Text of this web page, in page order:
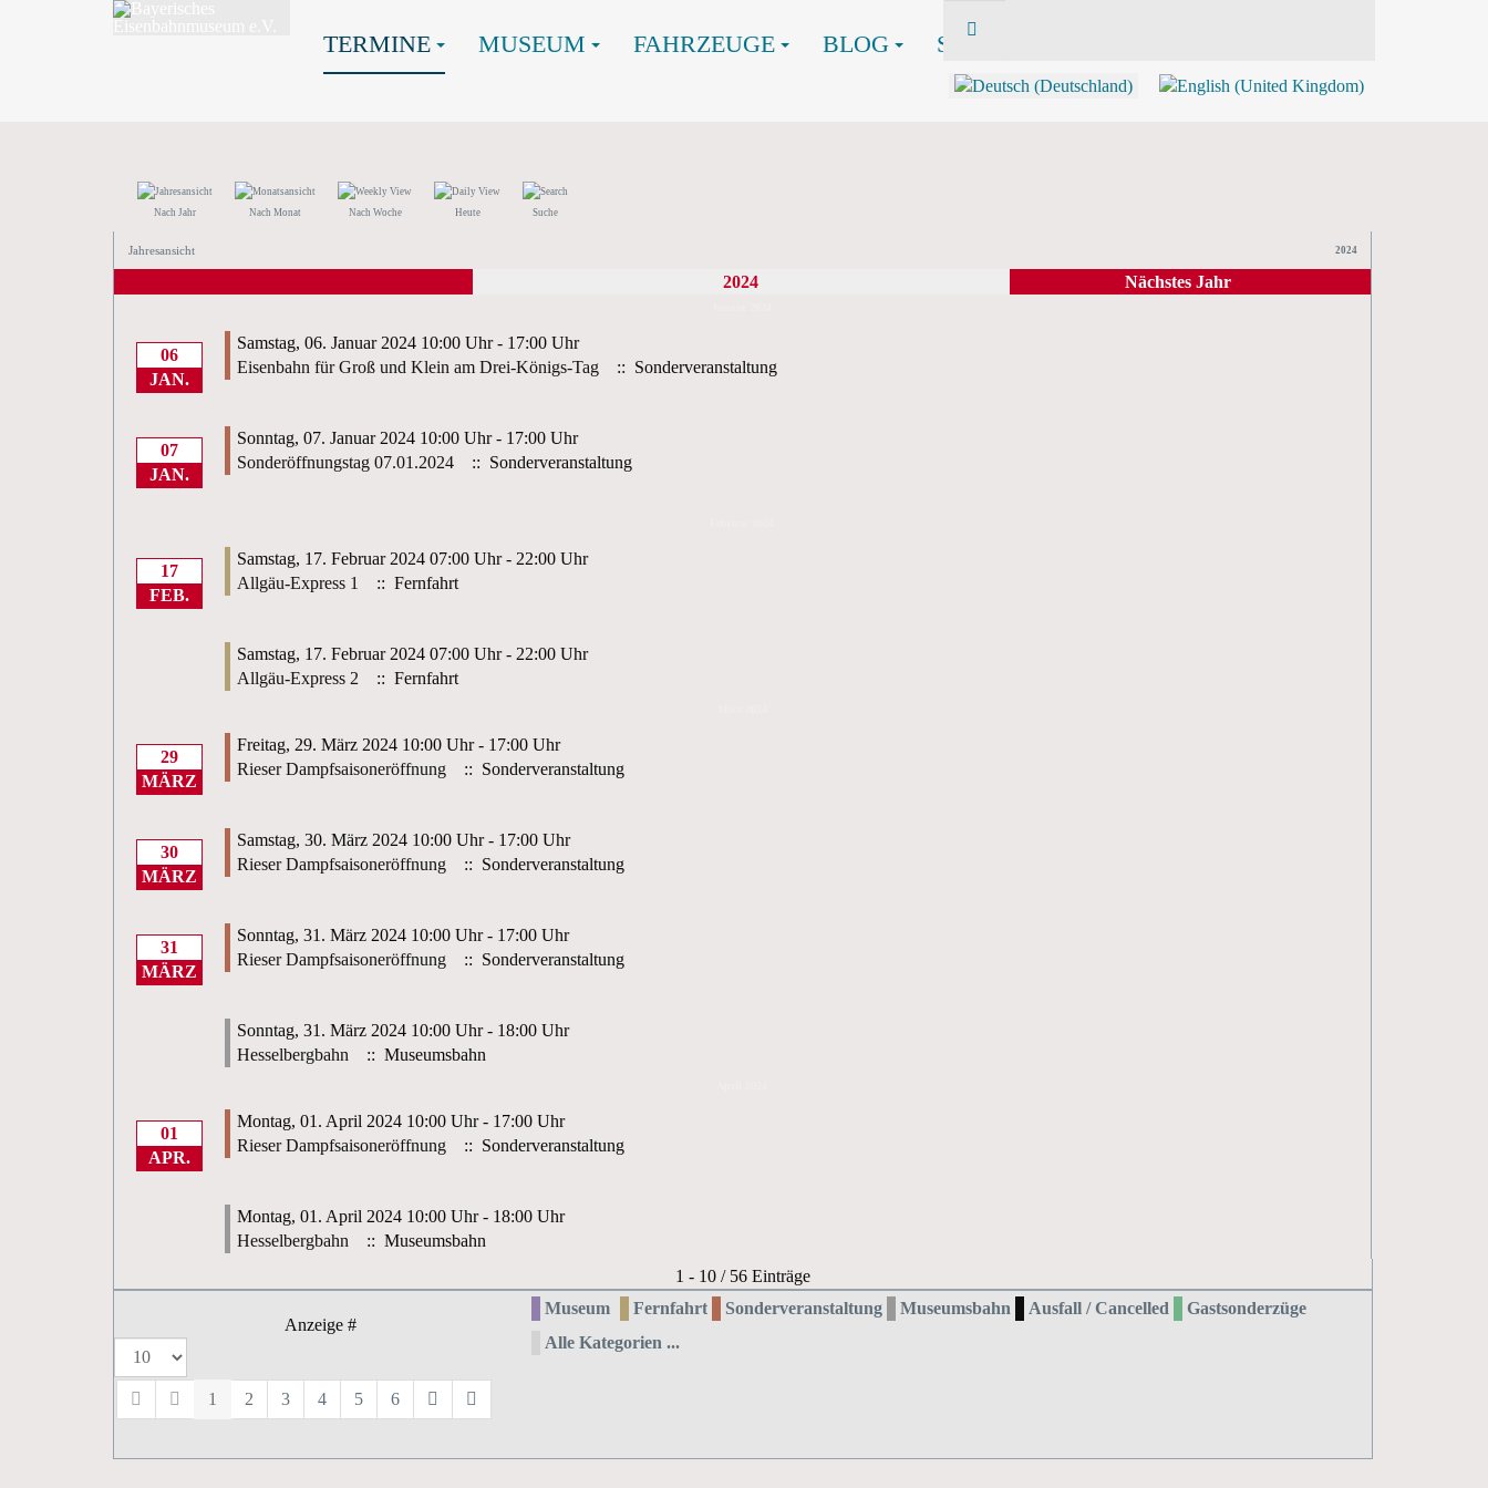
TERMINE MUSEUM FAHRZEUGE BLOG SHOP
Nach Jahr Nach Monat Nach Woche Heute Suche
Jahresansicht 2024
2024 Nächstes Jahr
06
JAN.
Samstag, 06. Januar 2024 10:00 Uhr - 17:00 Uhr
Eisenbahn für Groß und Klein am Drei-Königs-Tag
:: Sonderveranstaltung
07
JAN.
Sonntag, 07. Januar 2024 10:00 Uhr - 17:00 Uhr
Sonderöffnungstag 07.01.2024
:: Sonderveranstaltung
17
FEB.
Samstag, 17. Februar 2024 07:00 Uhr - 22:00 Uhr
Allgäu-Express 1
:: Fernfahrt
Samstag, 17. Februar 2024 07:00 Uhr - 22:00 Uhr
Allgäu-Express 2
:: Fernfahrt
29
MÄRZ
Freitag, 29. März 2024 10:00 Uhr - 17:00 Uhr
Rieser Dampfsaisoneröffnung
:: Sonderveranstaltung
30
MÄRZ
Samstag, 30. März 2024 10:00 Uhr - 17:00 Uhr
Rieser Dampfsaisoneröffnung
:: Sonderveranstaltung
31
MÄRZ
Sonntag, 31. März 2024 10:00 Uhr - 17:00 Uhr
Rieser Dampfsaisoneröffnung
:: Sonderveranstaltung
Sonntag, 31. März 2024 10:00 Uhr - 18:00 Uhr
Hesselbergbahn
:: Museumsbahn
01
APR.
Montag, 01. April 2024 10:00 Uhr - 17:00 Uhr
Rieser Dampfsaisoneröffnung
:: Sonderveranstaltung
Montag, 01. April 2024 10:00 Uhr - 18:00 Uhr
Hesselbergbahn
:: Museumsbahn
Limite der Paginierungsliste
1 - 10 / 56 Einträge
Anzeige #
1 2 3 4 5 6
Museum Fernfahrt Sonderveranstaltung Museumsbahn Ausfall / Cancelled
Gastsonderzüge
Alle Kategorien ...